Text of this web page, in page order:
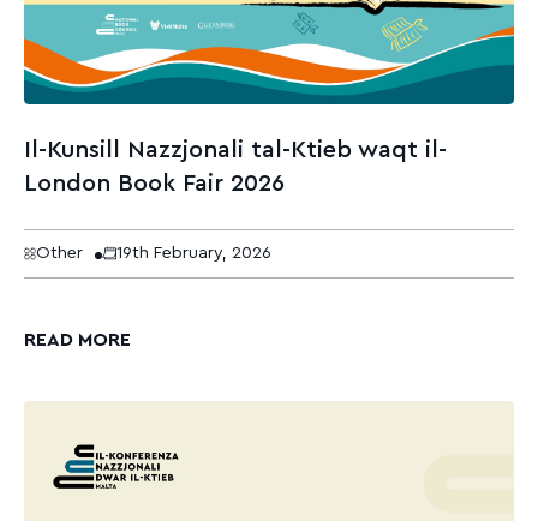
Il-Kunsill Nazzjonali tal-Ktieb waqt il-
London Book Fair 2026
Other 19th February, 2026
READ MORE